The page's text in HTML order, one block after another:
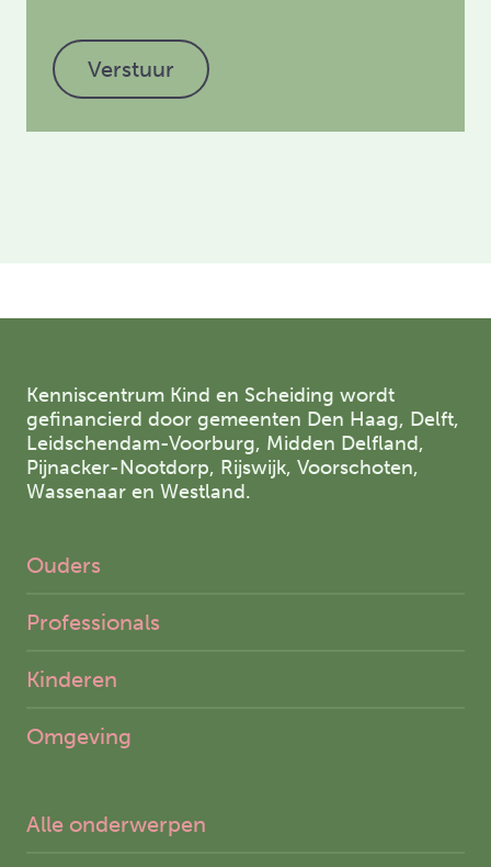
Verstuur
Kenniscentrum Kind en Scheiding wordt
gefinancierd door gemeenten Den Haag, Delft,
Leidschendam-Voorburg, Midden Delfland,
Pijnacker-Nootdorp, Rijswijk, Voorschoten,
Wassenaar en Westland.
Ouders
Professionals
Kinderen
Omgeving
Alle onderwerpen